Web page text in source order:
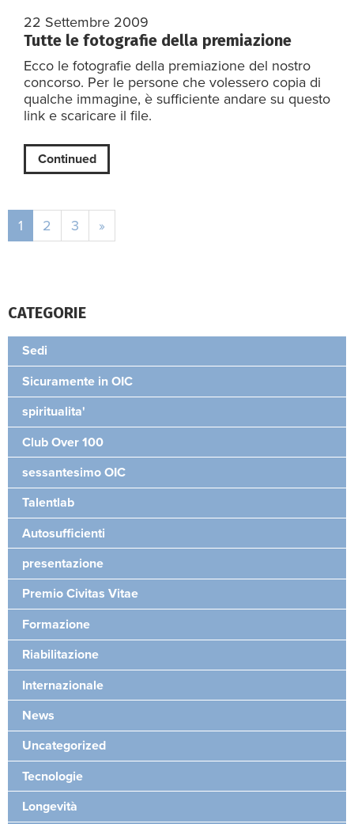
22 Settembre 2009
Tutte le fotografie della premiazione
Ecco le fotografie della premiazione del nostro
concorso. Per le persone che volessero copia di
qualche immagine, è sufficiente andare su questo
link e scaricare il file.
Continued
1 2 3 »
CATEGORIE
Sedi
Sicuramente in OIC
spiritualita'
Club Over 100
sessantesimo OIC
Talentlab
Autosufficienti
presentazione
Premio Civitas Vitae
Formazione
Riabilitazione
Internazionale
News
Uncategorized
Tecnologie
Longevità